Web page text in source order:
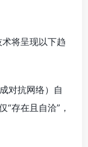
将呈现以下趋
对抗网络）自
存在且自洽”，